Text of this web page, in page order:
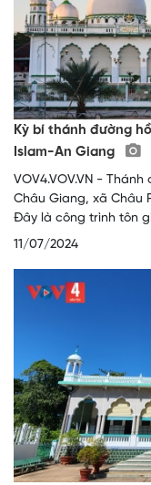
Kỳ bí thánh đường
Islam-An Giang
VOV4.VOV.VN -
Châu Giang, xã Châu
Đây là công trình tôn
11/07/2024